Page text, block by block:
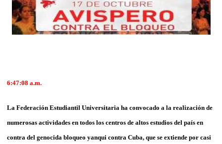
6:47:08 a.m.
La Federación Estudiantil Universitaria ha convocado a la realización de
numerosas actividades en todos los centros de altos estudios del país en
contra del genocida bloqueo yanqui contra Cuba, que se extiende por casi